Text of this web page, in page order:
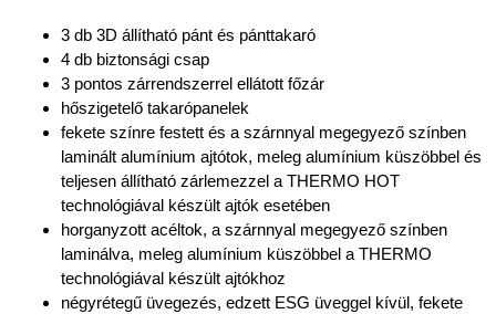
3 db 3D állítható pánt és pánttakaró
4 db biztonsági csap
3 pontos zárrendszerrel ellátott főzár
hőszigetelő takarópanelek
fekete színre festett és a szárnnyal megegyező színben
laminált alumínium ajtótok, meleg alumínium küszöbbel és
teljesen állítható zárlemezzel a THERMO HOT
technológiával készült ajtók esetében
horganyzott acéltok, a szárnnyal megegyező színben
laminálva, meleg alumínium küszöbbel a THERMO
technológiával készült ajtókhoz
négyrétegű üvegezés, edzett ESG üveggel kívül, fekete